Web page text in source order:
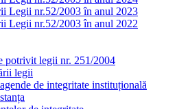
Legii nr.52/2003 în anul 2023
Legii nr.52/2003 în anul 2022
potrivit legii nr. 251/2004
legii
de integritate instituțională